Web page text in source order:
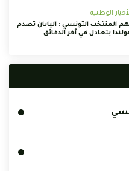
الوطنية
المنتخب التونسي : اليابان تصدم
بتعادل في آخر الدقائق